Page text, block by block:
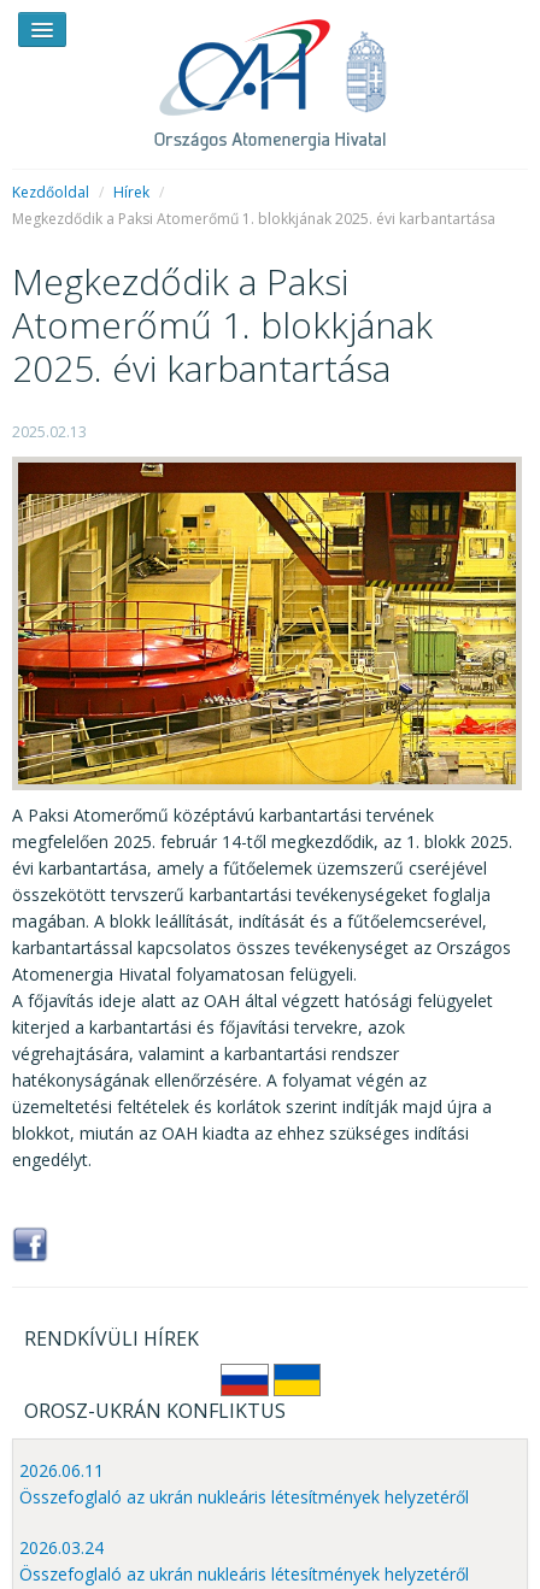
RENDKÍVÜLI HÍREK
SAJTÓSZOBA
BEMUTATKOZÁS
FELADATOK
KÖZÉRDEKŰ ADATOK
JOGI SZABÁLYOZÁS, ÚTMUTATÓK
KIADVÁNYOK, JELENTÉSEK
NYOMTATVÁNYOK, SZOFTVEREK
E-ÜGYINTÉZÉS
Kezdőoldal / Hírek /
Megkezdődik a Paksi Atomerőmű 1. blokkjának 2025. évi karbantartása
Megkezdődik a Paksi
Atomerőmű 1. blokkjának
2025. évi karbantartása
2025.02.13
A Paksi Atomerőmű középtávú karbantartási tervének
megfelelően 2025. február 14-től megkezdődik, az 1. blokk 2025.
évi karbantartása, amely a fűtőelemek üzemszerű cseréjével
összekötött tervszerű karbantartási tevékenységeket foglalja
magában. A blokk leállítását, indítását és a fűtőelemcserével,
karbantartással kapcsolatos összes tevékenységet az Országos
Atomenergia Hivatal folyamatosan felügyeli.
A főjavítás ideje alatt az OAH által végzett hatósági felügyelet
kiterjed a karbantartási és főjavítási tervekre, azok
végrehajtására, valamint a karbantartási rendszer
hatékonyságának ellenőrzésére. A folyamat végén az
üzemeltetési feltételek és korlátok szerint indítják majd újra a
blokkot, miután az OAH kiadta az ehhez szükséges indítási
engedélyt.
RENDKÍVÜLI HÍREK
OROSZ-UKRÁN KONFLIKTUS
2026.06.11
Összefoglaló az ukrán nukleáris létesítmények helyzetéről
2026.03.24
Összefoglaló az ukrán nukleáris létesítmények helyzetéről